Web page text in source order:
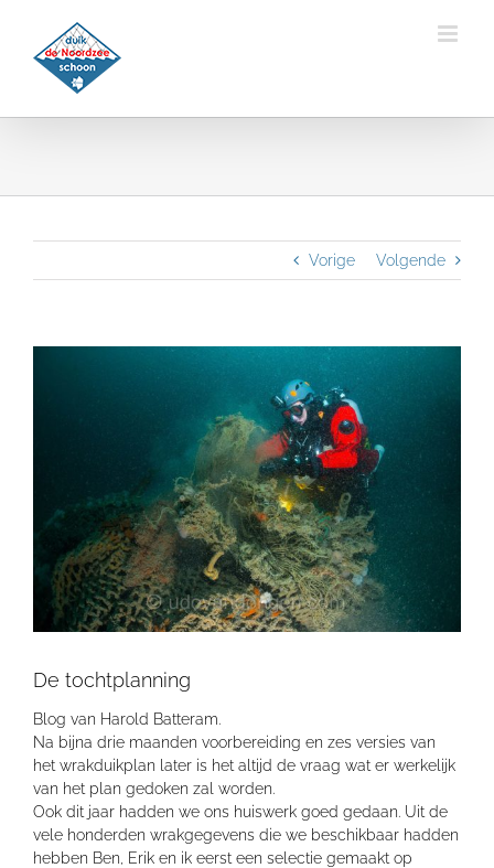
inhoud
Vorige Volgende
De tochtplanning
Blog van Harold Batteram.
Na bijna drie maanden voorbereiding en zes versies van
het wrakduikplan later is het altijd de vraag wat er werkelijk
van het plan gedoken zal worden.
Ook dit jaar hadden we ons huiswerk goed gedaan. Uit de
vele honderden wrakgegevens die we beschikbaar hadden
hebben Ben, Erik en ik eerst een selectie gemaakt op